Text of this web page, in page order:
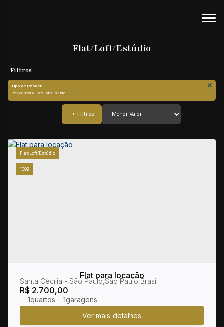
Flat/Loft/Estúdio
Tipo de Imóvel:
Residencial » Flat/Loft/Estúdio
1099
Flat/Loft/Estúdio
Flat para locação
R$ 2.700,00
Santa Cecília ,São Paulo,São Paulo,Brasil
1 1